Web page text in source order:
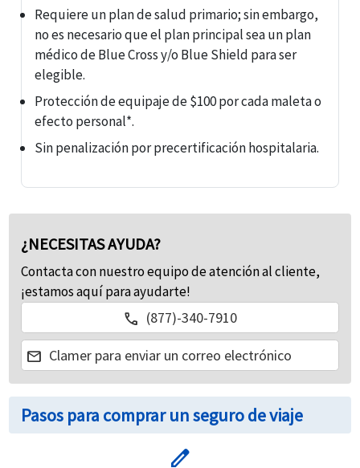
Requiere un plan de salud primario; sin embargo,
no es necesario que el plan principal sea un plan
médico de Blue Cross y/o Blue Shield para ser
elegible.
Protección de equipaje de $100 por cada maleta o
efecto personal*.
Sin penalización por precertificación hospitalaria.
¿NECESITAS AYUDA?
Contacta con nuestro equipo de atención al cliente,
¡estamos aquí para ayudarte!
call (877)-340-7910
mail Clamer para enviar un correo electrónico
Pasos para comprar un seguro de viaje
edit